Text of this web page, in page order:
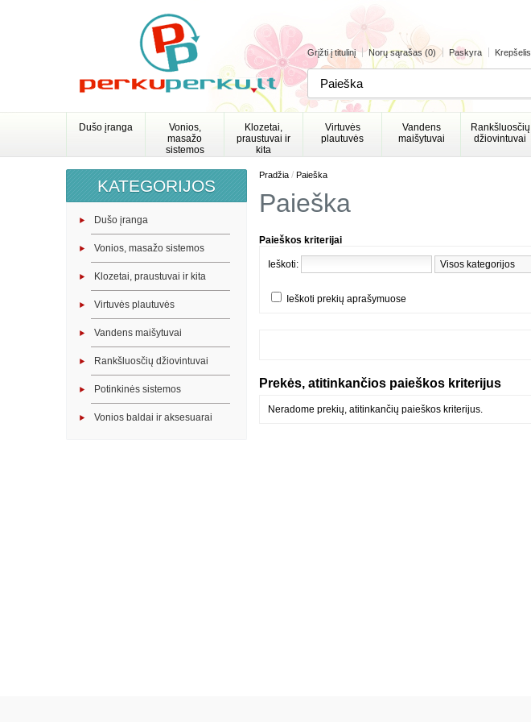
Grįžti į titulinį Norų sąrašas (0) Paskyra Krepšelis
Dušo įranga
Vonios,
masažo
sistemos
Klozetai,
praustuvai ir
kita
Virtuvės
plautuvės
Vandens
maišytuvai
Rankšluosčių
džiovintuvai
KATEGORIJOS
Dušo įranga
Vonios, masažo sistemos
Klozetai, praustuvai ir kita
Virtuvės plautuvės
Vandens maišytuvai
Rankšluosčių džiovintuvai
Potinkinės sistemos
Vonios baldai ir aksesuarai
Pradžia / Paieška
Paieška
Paieškos kriterijai
Ieškoti:
Ieškoti prekių aprašymuose
Prekės, atitinkančios paieškos kriterijus
Neradome prekių, atitinkančių paieškos kriterijus.